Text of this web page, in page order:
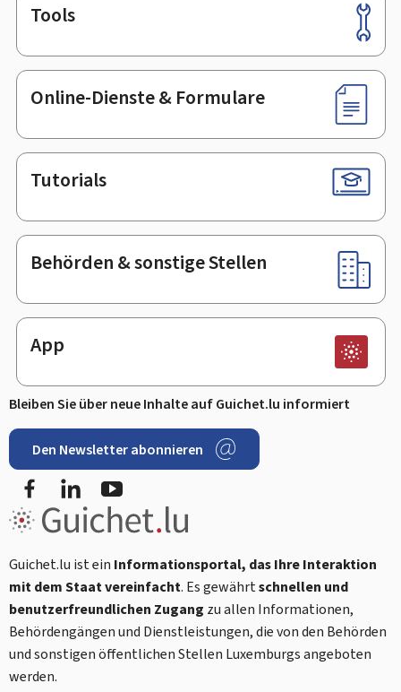
Footer
Tools
Online-Dienste & Formulare
Tutorials
Behörden & sonstige Stellen
App
Bleiben Sie über neue Inhalte auf Guichet.lu informiert
Den Newsletter abonnieren
FacebookLinkedIn
Guichet.lu ist ein Informationsportal, das Ihre Interaktion
mit dem Staat vereinfacht. Es gewährtschnellen und
benutzerfreundlichen Zugang zu allen Informationen,
Behördengängen und Dienstleistungen, die von den Behörden
und sonstigen öffentlichen Stellen Luxemburgs angeboten
werden.